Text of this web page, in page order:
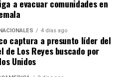
indicó que el aumento en el
flujos de lava representa
amenaza para las comunidades
del volcán, por lo que
permanente de la actividad.
a evacuar comunidades en
4 días ago
captura a presunto líder del
de Los Reyes buscado por
Unidos